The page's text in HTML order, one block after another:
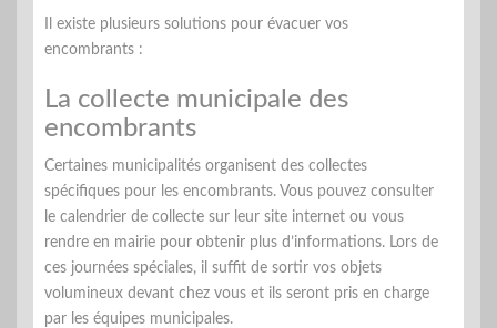
Il existe plusieurs solutions pour évacuer vos
encombrants :
La collecte municipale des
encombrants
Certaines municipalités organisent des collectes
spécifiques pour les encombrants. Vous pouvez consulter
le calendrier de collecte sur leur site internet ou vous
rendre en mairie pour obtenir plus d’informations. Lors de
ces journées spéciales, il suffit de sortir vos objets
volumineux devant chez vous et ils seront pris en charge
par les équipes municipales.